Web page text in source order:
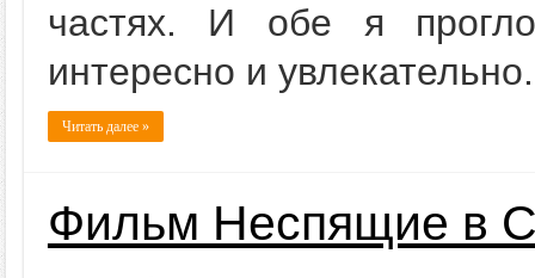
частях. И обе я
интересно и увлекательно.
Читать далее »
Фильм Неспящие в